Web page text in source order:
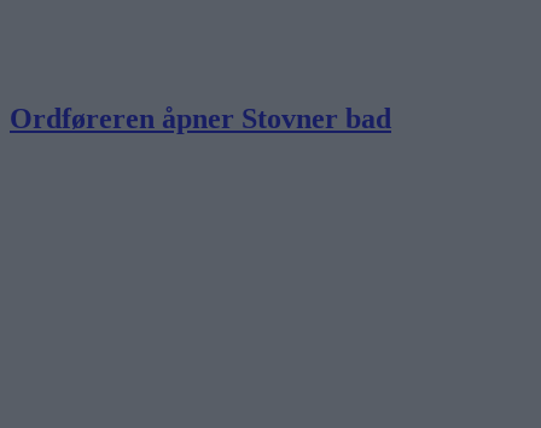
Ordføreren åpner Stovner bad